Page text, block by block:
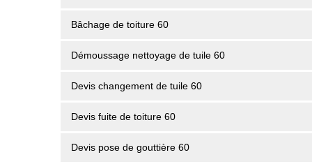
Bâchage de toiture 60
Démoussage nettoyage de tuile 60
Devis changement de tuile 60
Devis fuite de toiture 60
Devis pose de gouttière 60